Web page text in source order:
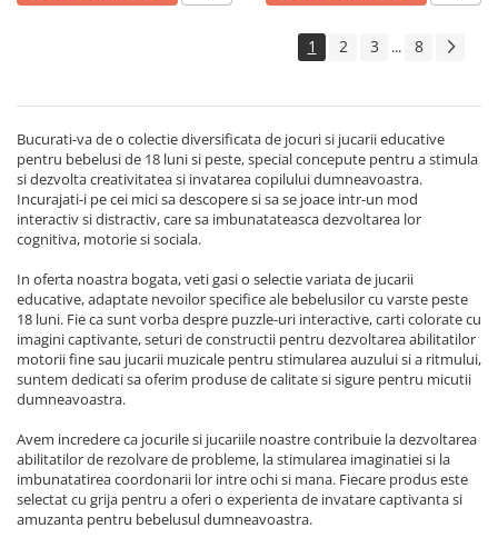
1 2 3 ... 8
Bucurati-va de o colectie diversificata de jocuri si jucarii educative
pentru bebelusi de 18 luni si peste, special concepute pentru a stimula
si dezvolta creativitatea si invatarea copilului dumneavoastra.
Incurajati-i pe cei mici sa descopere si sa se joace intr-un mod
interactiv si distractiv, care sa imbunatateasca dezvoltarea lor
cognitiva, motorie si sociala.
In oferta noastra bogata, veti gasi o selectie variata de jucarii
educative, adaptate nevoilor specifice ale bebelusilor cu varste peste
18 luni. Fie ca sunt vorba despre puzzle-uri interactive, carti colorate cu
imagini captivante, seturi de constructii pentru dezvoltarea abilitatilor
motorii fine sau jucarii muzicale pentru stimularea auzului si a ritmului,
suntem dedicati sa oferim produse de calitate si sigure pentru micutii
dumneavoastra.
Avem incredere ca jocurile si jucariile noastre contribuie la dezvoltarea
abilitatilor de rezolvare de probleme, la stimularea imaginatiei si la
imbunatatirea coordonarii lor intre ochi si mana. Fiecare produs este
selectat cu grija pentru a oferi o experienta de invatare captivanta si
amuzanta pentru bebelusul dumneavoastra.